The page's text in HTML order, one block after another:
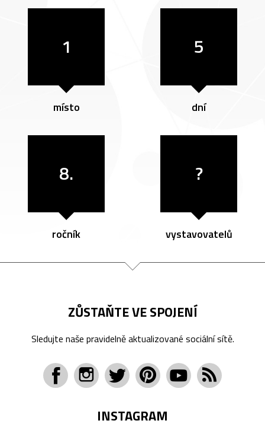
1
místo
5
dní
8.
ročník
?
vystavovatelů
ZŮSTAŇTE VE SPOJENÍ
Sledujte naše pravidelně aktualizované sociální sítě.
INSTAGRAM